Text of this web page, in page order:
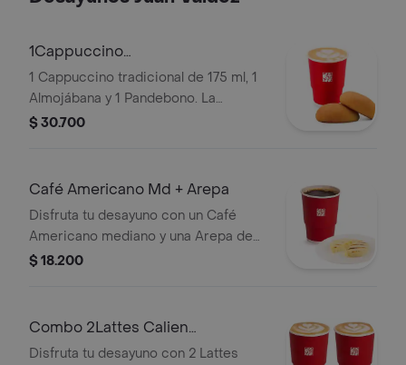
1Cappuccino
175ml+1Almojabana+1Pandebono
1 Cappuccino tradicional de 175 ml, 1
Almojábana y 1 Pandebono. La
presentación del Cappuccino puede
durante el transporte para pedidos a
$ 30.700
Café Americano Md + Arepa
Disfruta tu desayuno con un Café
Americano mediano y una Arepa de
queso.
$ 18.200
Combo 2Lattes Calien
Md+2Palitosde Queso
Disfruta tu desayuno con 2 Lattes